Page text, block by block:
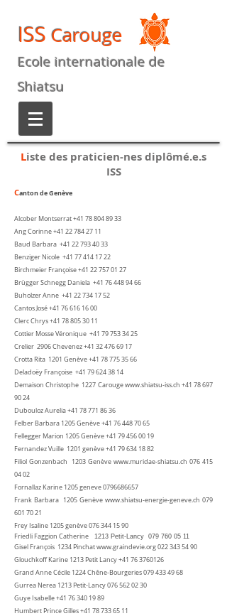
ISS Carouge
Ecole internationale de
Shiatsu
Liste des praticien-nes diplômé.e.s
ISS
Canton de Genève
Alcober Montserrat+41 78 804 89 33
Ang Corinne+41 22 784 27 11
Baud Barbara +41 22 793 40 33
Benziger Nicole +41 77 414 17 22
Birchmeier Françoise+41 22 757 01 27
Brügger Schnegg Daniela ‭+41 76 448 94 66
Buholzer Anne +41 22 734 17 52
Cantos José+41 76 616 16 00
Clerc Chrys+41 78 805 30 11
Cottier Mosse Véronique +41 79 753 34 25
Crelier 2906 Chevenez+41 32 476 69 17
Crotta Rita 1201 Genève+41 78 775 35 66
Deladoëy Françoise +41 79 624 38 14
Demaison Christophe 1227 Carougewww.shiatsu-iss.ch +41 78 697
90 24
Dubouloz Aurelia ‭+41 78 771 86 36
Felber Barbara 1205 Genève+41 76 448 70 65
Fellegger Marion 1205 Genève+41 79 456 00 19
Fernandez Vuille 1201 genève+41 79 634 18 82
Filiol Gonzenbach 1203 Genève www.muridae-shiatsu.ch 076 415
04 02
Fornallaz Karine 1205 geneve0796686657
Frank Barbara 1205 Genève www.shiatsu-energie-geneve.ch 079
601 70 21
Frey Isaline 1205 genève076 344 15 90
Friedli Faggion Catherine
1213 Petit-Lancy 079 760 05 11
Gisel François 1234 Pinchatwww.graindevie.org022 343 54 90
Glouchkoff Karine 1213 Petit Lancy+41 76 3760126
Grand Anne Cécile 1224 Chêne-Bourgeries079 433 49 68
Gurrea Nerea 1213 Petit-Lancy ‭076562 02 30
Guye Isabelle ‭+41 76 340 19 89
Humbert Prince Gilles+41 78 733 65 11